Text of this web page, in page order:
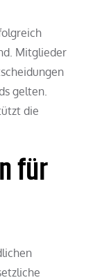
Mitglieder
gelten.
die
für